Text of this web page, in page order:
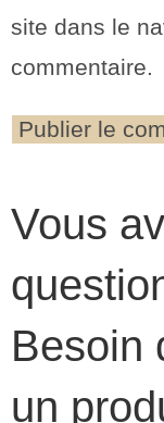
site dans le
commentaire.
Vous
Besoin
un